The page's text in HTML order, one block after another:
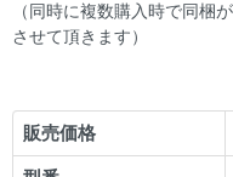
（同時に複数購入時で同梱
させて頂きます）
販売価格